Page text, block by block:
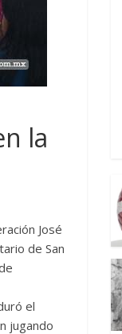
la
José
de San
el
jugando